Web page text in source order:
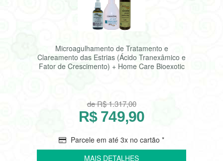
Microagulhamento de Tratamento e
Clareamento das Estrias (Ácido Tranexâmico e
Fator de Crescimento) + Home Care Bioexotic
de R$ 1.317,00
R$ 749,90
Parcele em até 3x no cartão *